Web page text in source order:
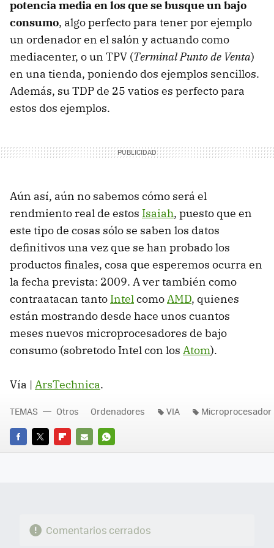
potencia media en los que se busque un bajo
consumo, algo perfecto para tener por ejemplo
un ordenador en el salón y actuando como
mediacenter, o un TPV (Terminal Punto de Venta)
en una tienda, poniendo dos ejemplos sencillos.
Además, su TDP de 25 vatios es perfecto para
estos dos ejemplos.
Aún así, aún no sabemos cómo será el
rendmiento real de estos Isaiah, puesto que en
este tipo de cosas sólo se saben los datos
definitivos una vez que se han probado los
productos finales, cosa que esperemos ocurra en
la fecha prevista: 2009. A ver también como
contraatacan tanto IntelcomoAMD, quienes
están mostrando desde hace unos cuantos
meses nuevos microprocesadores de bajo
consumo (sobretodo Intel con los Atom).
Vía | ArsTechnica.
FACEBOOK
TWITTERFLIPBOARD
E-
WHATSAPP
TEMAS Otros Ordenadores VIA Microprocesador
Comentarios cerrados